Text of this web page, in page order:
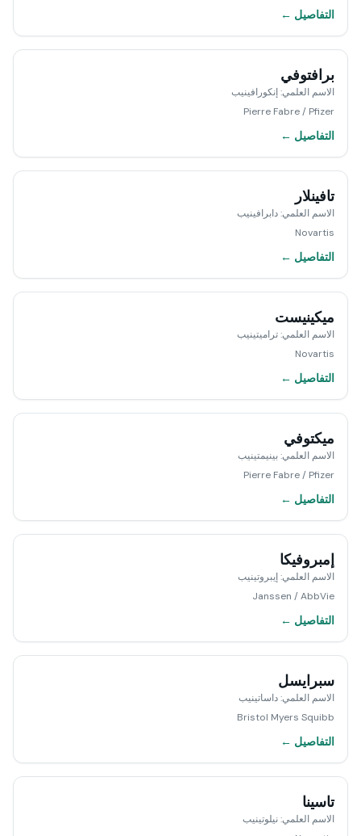
التفاصيل ←
برافتوفي
الاسم العلمي:إنكورافينيب
Pierre Fabre / Pfizer
التفاصيل ←
تافينلار
الاسم العلمي:دابرافينيب
Novartis
التفاصيل ←
ميكينيست
الاسم العلمي:تراميتينيب
Novartis
التفاصيل ←
ميكتوفي
الاسم العلمي:بينيمتينيب
Pierre Fabre / Pfizer
التفاصيل ←
إمبروفيكا
الاسم العلمي:إيبروتينيب
Janssen / AbbVie
التفاصيل ←
سبرايسل
الاسم العلمي:داساتينيب
Bristol Myers Squibb
التفاصيل ←
تاسينا
الاسم العلمي:نيلوتينيب